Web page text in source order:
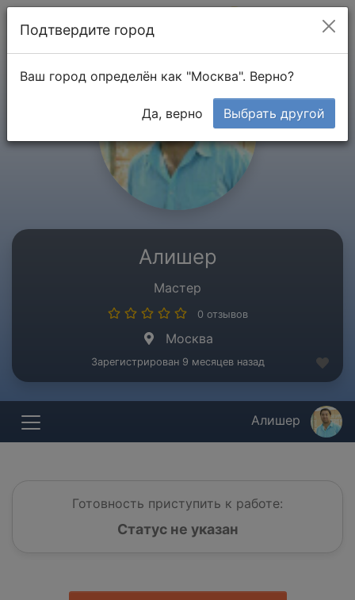
Алишер
Мастер
0 отзывов
Москва
Зарегистрирован 9 месяцев назад
Алишер
Готовность приступить к работе:
Статус не указан
Подтвердите город
Ваш город определён как "Москва". Верно?
Да, верно Выбрать другой